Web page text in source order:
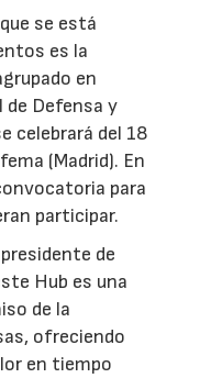
se está
es la
en
Defensa y
celebrará del 18
(Madrid). En
para
participar.
de
Hub es una
de la
ofreciendo
en tiempo